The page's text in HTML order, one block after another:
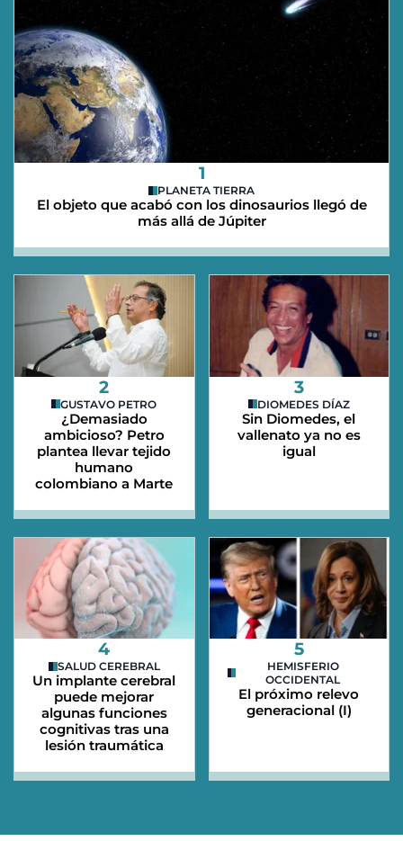
1
PLANETA TIERRA
El objeto que acabó con los dinosaurios llegó de
más allá de Júpiter
2
GUSTAVO PETRO
¿Demasiado
ambicioso? Petro
plantea llevar tejido
humano
colombiano a Marte
3
DIOMEDES DÍAZ
Sin Diomedes, el
vallenato ya no es
igual
4
SALUD CEREBRAL
Un implante cerebral
puede mejorar
algunas funciones
cognitivas tras una
lesión traumática
5
HEMISFERIO
OCCIDENTAL
El próximo relevo
generacional (I)